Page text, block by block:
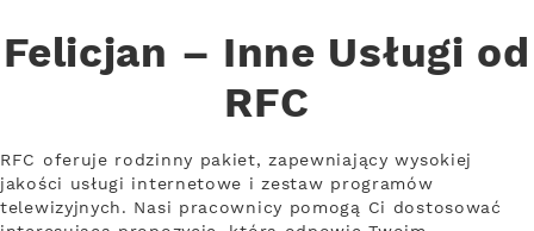
Felicjan – Inne Usługi od
RFC
RFC oferuje rodzinny pakiet, zapewniający wysokiej
jakości usługi internetowe i zestaw programów
telewizyjnych. Nasi pracownicy pomogą Ci dostosować